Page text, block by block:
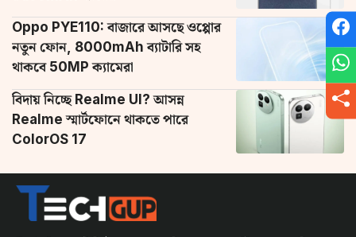
Oppo PYE110: বাজারে আসছে ওপ্পোর
নতুন ফোন, 8000mAh ব্যাটারি সহ
থাকবে 50MP ক্যামেরা
বিদায় নিচ্ছে Realme UI? আসন্ন
Realme স্মার্টফোনে থাকতে পারে
ColorOS 17